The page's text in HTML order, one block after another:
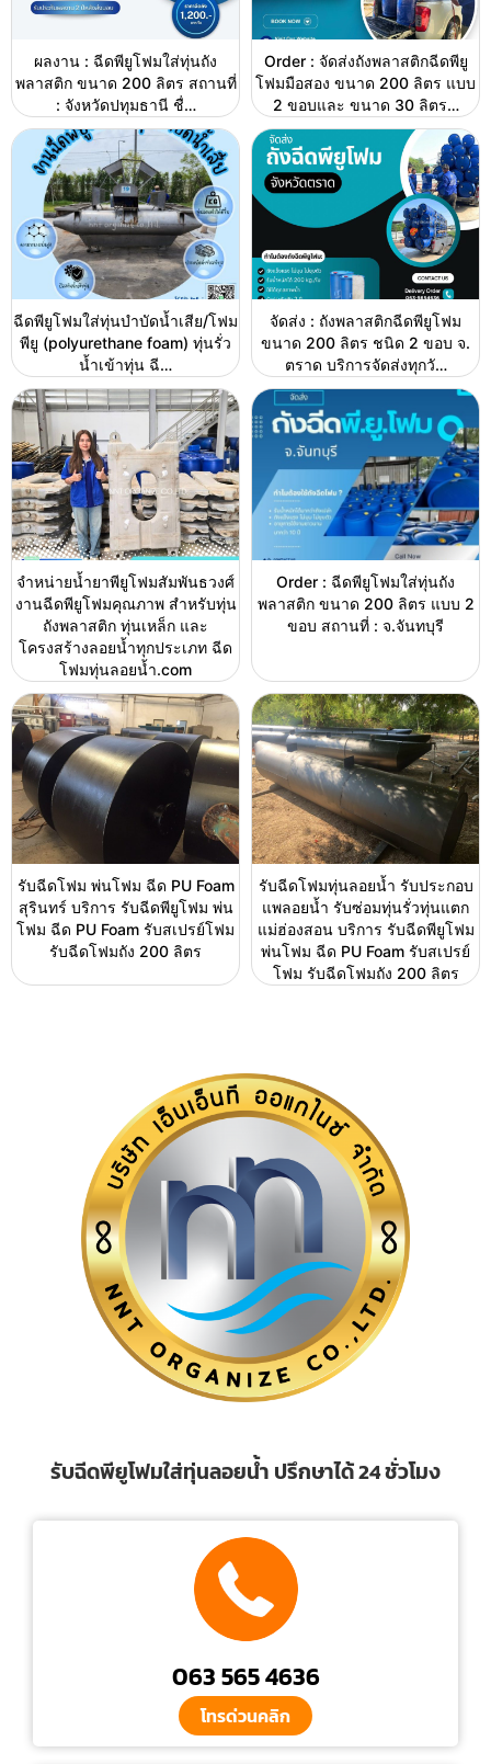
ผลงาน : ฉีดพียูโฟมใส่ทุ่นถัง
พลาสติก ขนาด 200 ลิตร สถานที่
: จังหวัดปทุมธานี ชื่…
Order : จัดส่งถังพลาสติกฉีดพียู
โฟมมือสอง ขนาด 200 ลิตร แบบ
2 ขอบและ ขนาด 30 ลิตร…
ฉีดพียูโฟมใส่ทุ่นบำบัดน้ำเสีย/โฟม
พียู (polyurethane foam) ทุ่นรั่ว
น้ำเข้าทุ่น ฉี…
จัดส่ง : ถังพลาสติกฉีดพียูโฟม
ขนาด 200 ลิตร ชนิด 2 ขอบ จ.
ตราด บริการจัดส่งทุกวั…
จำหน่ายน้ำยาพียูโฟมสัมพันธวงศ์
งานฉีดพียูโฟมคุณภาพ สำหรับทุ่น
ถังพลาสติก ทุ่นเหล็ก และ
โครงสร้างลอยน้ำทุกประเภท ฉีด
โฟมทุ่นลอยน้ำ.com
Order : ฉีดพียูโฟมใส่ทุ่นถัง
พลาสติก ขนาด 200 ลิตร แบบ 2
ขอบ สถานที่ : จ.จันทบุรี
รับฉีดโฟม พ่นโฟม ฉีด PU Foam
สุรินทร์ บริการ รับฉีดพียูโฟม พ่น
โฟม ฉีด PU Foam รับสเปรย์โฟม
รับฉีดโฟมถัง 200 ลิตร
รับฉีดโฟมทุ่นลอยน้ำ รับประกอบ
แพลอยน้ำ รับซ่อมทุ่นรั่วทุ่นแตก
แม่ฮ่องสอน บริการ รับฉีดพียูโฟม
พ่นโฟม ฉีด PU Foam รับสเปรย์
โฟม รับฉีดโฟมถัง 200 ลิตร
รับฉีดพียูโฟมใส่ทุ่นลอยน้ำ ปรึกษาได้ 24 ชั่วโมง
063 565 4636
โทรด่วนคลิก